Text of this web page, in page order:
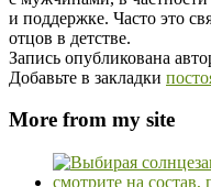
и поддержке. Часто это
отцов в детстве.
Запись опубликована
Добавьте в закладки
More from my site